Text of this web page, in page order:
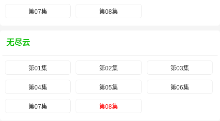
第07集 第08集
无尽云
第01集 第02集 第03集
第04集 第05集 第06集
第07集 第08集